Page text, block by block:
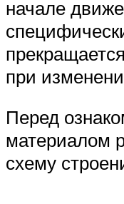
начале
при
Перед
материалом
схему